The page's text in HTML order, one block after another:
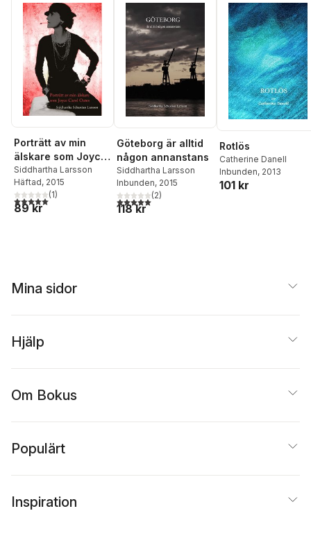
Porträtt av min
älskare som Joyce
Carol Oates
Siddhartha Larsson
Häftad, 2015
5,0utav 5 stjärnor. Totalt antal röster:
(1)
89 kr
Göteborg är alltid
någon annanstans
Siddhartha Larsson
Inbunden, 2015
5,0utav 5 stjärnor. Totalt antal röster:
(2)
118 kr
Rotlös
Catherine Danell
Inbunden, 2013
101 kr
Mina sidor
Hjälp
Om Bokus
Populärt
Inspiration